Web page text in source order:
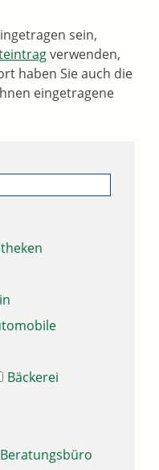
sein,
verwenden,
haben Sie auch die
eingetragene
Bäckerei
Beratungsbüro